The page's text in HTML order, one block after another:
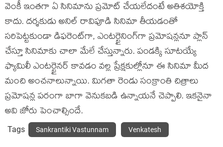
వెంకీ ఇంతగా ఏ సినిమాను ప్రమోట్ చేయలేదంటే అతిశయోక్తి
కాదు. దర్శకుడు అనిల్ రావిపూడి సినిమా తీయడంతో
సరిపెట్టకుండా డిఫరెంట్‌గా, ఎంటర్టైనింగ్‌గా ప్రమోషన్లనూ ప్లాన్
చేస్తూ సినిమాకు చాలా మేలే చేస్తున్నారు. పండక్కి సూటయ్యే
ఫ్యామిలీ ఎంటర్టైనర్ కావడం వల్ల ప్రేక్షకుల్లోనూ ఈ సినిమా మీద
మంచి అంచనాలున్నాయి. మిగతా రెండు సంక్రాంతి చిత్రాలు
ప్రమోషన్ల పరంగా బాగా వెనుకబడి ఉన్నాయనే చెప్పాలి. ఇకనైనా
అవి జోరు పెంచాల్సిందే.
Tags Sankrantiki Vastunnam Venkatesh